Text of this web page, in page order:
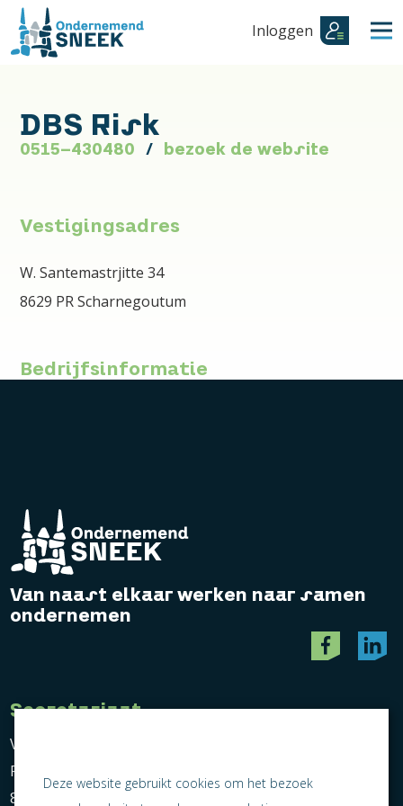
Inloggen
DBS Risk
0515-430480 bezoek de website
Vestigingsadres
W. Santemastrjitte 34
8629 PR Scharnegoutum
Bedrijfsinformatie
Van naast elkaar werken naar samen
ondernemen
Secretariaat
Vereniging Ondernemend Sneek
Postbus 464
8600 AL Sneek
Deze website gebruikt cookies om het bezoek